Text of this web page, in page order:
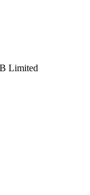
Limited